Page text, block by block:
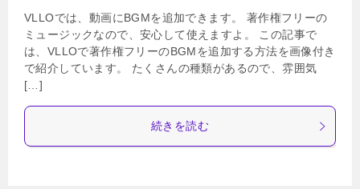
VLLOでは、動画にBGMを追加できます。 著作権フリーの
ミュージックなので、安心して使えますよ。 この記事で
は、VLLOで著作権フリーのBGMを追加する方法を画像付き
で紹介しています。 たくさんの種類があるので、雰囲気
[…]
続きを読む